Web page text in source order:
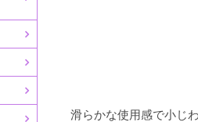
滑らかな使用感で小じ